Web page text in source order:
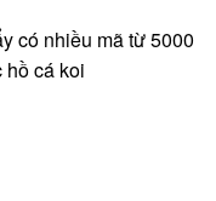
có nhiều mã từ 5000
hồ cá koi